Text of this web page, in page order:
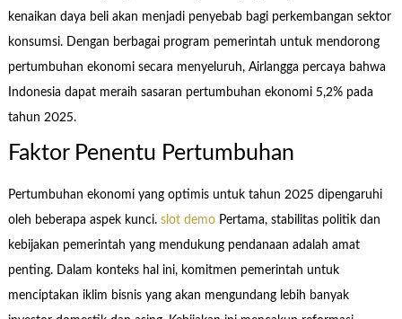
kenaikan daya beli akan menjadi penyebab bagi perkembangan sektor
konsumsi. Dengan berbagai program pemerintah untuk mendorong
pertumbuhan ekonomi secara menyeluruh, Airlangga percaya bahwa
Indonesia dapat meraih sasaran pertumbuhan ekonomi 5,2% pada
tahun 2025.
Faktor Penentu Pertumbuhan
Pertumbuhan ekonomi yang optimis untuk tahun 2025 dipengaruhi
oleh beberapa aspek kunci. slot demoPertama, stabilitas politik dan
kebijakan pemerintah yang mendukung pendanaan adalah amat
penting. Dalam konteks hal ini, komitmen pemerintah untuk
menciptakan iklim bisnis yang akan mengundang lebih banyak